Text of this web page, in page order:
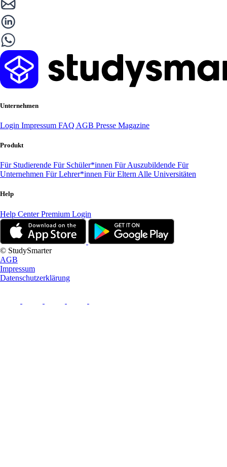
Unternehmen
Login Impressum FAQ AGB Presse Magazine
Produkt
Für Studierende Für Schüler*innen Für Auszubildende Für
Unternehmen Für Lehrer*innen Für Eltern Alle Universitäten
Help
Help CenterPremium Login
© StudySmarter
AGB
Impressum
Datenschutzerklärung